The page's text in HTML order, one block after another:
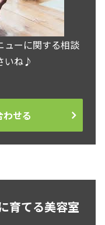
ューに関する相談
いね♪
せる
育てる美容室